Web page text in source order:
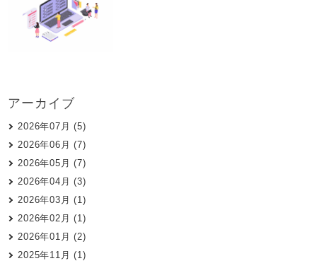
アーカイブ
2026年07月 (5)
2026年06月 (7)
2026年05月 (7)
2026年04月 (3)
2026年03月 (1)
2026年02月 (1)
2026年01月 (2)
2025年11月 (1)